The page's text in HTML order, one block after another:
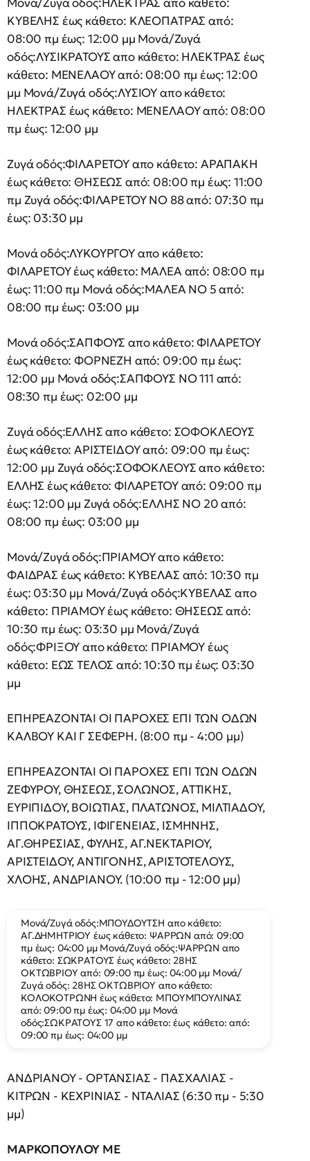
ΚΥΒΕΛΗΣ έως κάθετο: ΚΛΕΟΠΑΤΡΑΣ από:
08:00 πμ έως: 12:00 μμ Μονά/Ζυγά
οδός:ΛΥΣΙΚΡΑΤΟΥΣ απο κάθετο: ΗΛΕΚΤΡΑΣ έως
κάθετο: ΜΕΝΕΛΑΟΥ από: 08:00 πμ έως: 12:00
μμ Μονά/Ζυγά οδός:ΛΥΣΙΟΥ απο κάθετο:
ΗΛΕΚΤΡΑΣ έως κάθετο: ΜΕΝΕΛΑΟΥ από: 08:00
πμ έως: 12:00 μμ
Ζυγά οδός:ΦΙΛΑΡΕΤΟΥ απο κάθετο: ΑΡΑΠΑΚΗ
έως κάθετο: ΘΗΣΕΩΣ από: 08:00 πμ έως: 11:00
πμ Ζυγά οδός:ΦΙΛΑΡΕΤΟΥ ΝΟ 88 από: 07:30 πμ
έως: 03:30 μμ
Μονά οδός:ΛΥΚΟΥΡΓΟΥ απο κάθετο:
ΦΙΛΑΡΕΤΟΥ έως κάθετο: ΜΑΛΕΑ από: 08:00 πμ
έως: 11:00 πμ Μονά οδός:ΜΑΛΕΑ ΝΟ 5 από:
08:00 πμ έως: 03:00 μμ
Μονά οδός:ΣΑΠΦΟΥΣ απο κάθετο: ΦΙΛΑΡΕΤΟΥ
έως κάθετο: ΦΟΡΝΕΖΗ από: 09:00 πμ έως:
12:00 μμ Μονά οδός:ΣΑΠΦΟΥΣ ΝΟ 111 από:
08:30 πμ έως: 02:00 μμ
Ζυγά οδός:ΕΛΛΗΣ απο κάθετο: ΣΟΦΟΚΛΕΟΥΣ
έως κάθετο: ΑΡΙΣΤΕΙΔΟΥ από: 09:00 πμ έως:
12:00 μμ Ζυγά οδός:ΣΟΦΟΚΛΕΟΥΣ απο κάθετο:
ΕΛΛΗΣ έως κάθετο: ΦΙΛΑΡΕΤΟΥ από: 09:00 πμ
έως: 12:00 μμ Ζυγά οδός:ΕΛΛΗΣ ΝΟ 20 από:
08:00 πμ έως: 03:00 μμ
Μονά/Ζυγά οδός:ΠΡΙΑΜΟΥ απο κάθετο:
ΦΑΙΔΡΑΣ έως κάθετο: ΚΥΒΕΛΑΣ από: 10:30 πμ
έως: 03:30 μμ Μονά/Ζυγά οδός:ΚΥΒΕΛΑΣ απο
κάθετο: ΠΡΙΑΜΟΥ έως κάθετο: ΘΗΣΕΩΣ από:
10:30 πμ έως: 03:30 μμ Μονά/Ζυγά
οδός:ΦΡΙΞΟΥ απο κάθετο: ΠΡΙΑΜΟΥ έως
κάθετο: ΕΩΣ ΤΕΛΟΣ από: 10:30 πμ έως: 03:30
μμ
ΕΠΗΡΕΑΖΟΝΤΑΙ ΟΙ ΠΑΡΟΧΕΣ ΕΠΙ ΤΩΝ ΟΔΩΝ
ΚΑΛΒΟΥ ΚΑΙ Γ ΣΕΦΕΡΗ. (8:00 πμ - 4:00 μμ)
ΕΠΗΡΕΑΖΟΝΤΑΙ ΟΙ ΠΑΡΟΧΕΣ ΕΠΙ ΤΩΝ ΟΔΩΝ
ΖΕΦΥΡΟΥ, ΘΗΣΕΩΣ, ΣΟΛΩΝΟΣ, ΑΤΤΙΚΗΣ,
ΕΥΡΙΠΙΔΟΥ, ΒΟΙΩΤΙΑΣ, ΠΛΑΤΩΝΟΣ, ΜΙΛΤΙΑΔΟΥ,
ΙΠΠΟΚΡΑΤΟΥΣ, ΙΦΙΓΕΝΕΙΑΣ, ΙΣΜΗΝΗΣ,
ΑΓ.ΘΗΡΕΣΙΑΣ, ΦΥΛΗΣ, ΑΓ.ΝΕΚΤΑΡΙΟΥ,
ΑΡΙΣΤΕΙΔΟΥ, ΑΝΤΙΓΟΝΗΣ, ΑΡΙΣΤΟΤΕΛΟΥΣ,
ΧΛΟΗΣ, ΑΝΔΡΙΑΝΟΥ. (10:00 πμ - 12:00 μμ)
Μονά/Ζυγά οδός:ΜΠΟΥΔΟΥΤΣΗ απο κάθετο:
ΑΓ.ΔΗΜΗΤΡΙΟΥ έως κάθετο: ΨΑΡΡΩΝ από: 09:00
πμ έως: 04:00 μμ Μονά/Ζυγά οδός:ΨΑΡΡΩΝ απο
κάθετο: ΣΩΚΡΑΤΟΥΣ έως κάθετο: 28ΗΣ
ΟΚΤΩΒΡΙΟΥ από: 09:00 πμ έως: 04:00 μμ Μονά/
Ζυγά οδός: 28ΗΣ ΟΚΤΩΒΡΙΟΥ απο κάθετο:
ΚΟΛΟΚΟΤΡΩΝΗ έως κάθετο: ΜΠΟΥΜΠΟΥΛΙΝΑΣ
από: 09:00 πμ έως: 04:00 μμ Μονά
οδός:ΣΩΚΡΑΤΟΥΣ 17 απο κάθετο: έως κάθετο: από:
09:00 πμ έως: 04:00 μμ
ΑΝΔΡΙΑΝΟΥ - ΟΡΤΑΝΣΙΑΣ - ΠΑΣΧΑΛΙΑΣ -
ΚΙΤΡΩΝ - ΚΕΧΡΙΝΙΑΣ - ΝΤΑΛΙΑΣ (6:30 πμ - 5:30
μμ)
ΜΑΡΚΟΠΟΥΛΟΥ ΜΕ